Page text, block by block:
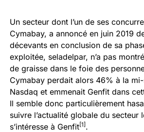
Un secteur dont l’un de ses
Cymabay, a annoncé en juin 2019
décevants en conclusion de sa
exploitée, seladelpar, n’a pas
de graisse dans le foie des
Cymabay perdait alors 46% à la
Nasdaq et emmenait Genfit dans
Il semble donc particulièrement
suivre l’actualité globale du secteur
s’intéresse à Genfit[1] .